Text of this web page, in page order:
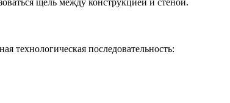
технологическая последовательность: